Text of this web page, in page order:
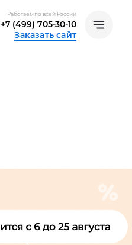
Работаем по всей России
+7 (499) 705-30-10
Заказать сайт